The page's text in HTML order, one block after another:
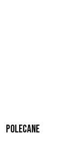
Polecane